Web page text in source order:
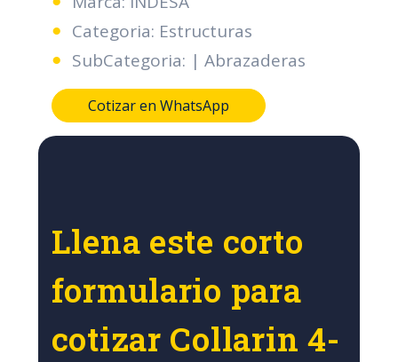
Categoria: Estructuras
SubCategoria: | Abrazaderas
Cotizar en WhatsApp
Llena este corto
formulario para
cotizar Collarin 4-